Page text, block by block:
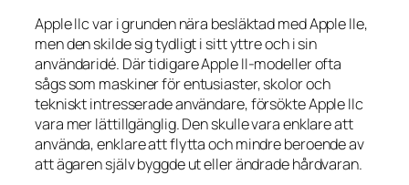
Apple IIc var i grunden nära besläktad med Apple IIe,
men den skilde sig tydligt i sitt yttre och i sin
användaridé. Där tidigare Apple II-modeller ofta
sågs som maskiner för entusiaster, skolor och
tekniskt intresserade användare, försökte Apple IIc
vara mer lättillgänglig. Den skulle vara enklare att
använda, enklare att flytta och mindre beroende av
att ägaren själv byggde ut eller ändrade hårdvaran.